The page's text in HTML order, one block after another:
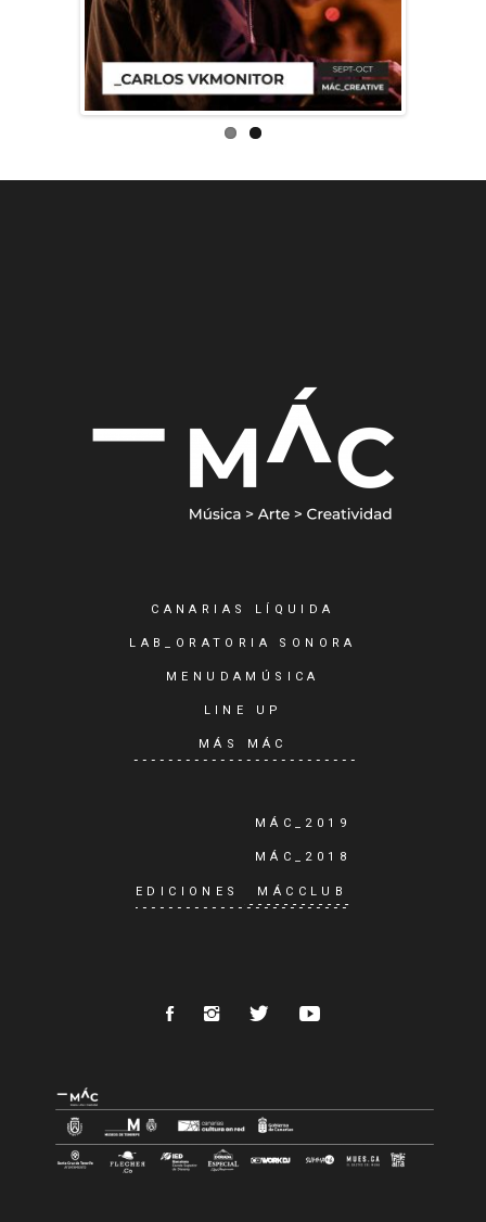
ous
CANARIAS LÍQUIDA
LAB_ORATORIA SONORA
MENUDAMÚSICA
LINE UP
MÁS MÁC
EDICIONES
MÁC_2019
MÁC_2018
MÁCCLUB